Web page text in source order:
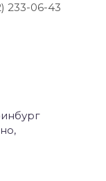
233-06-43